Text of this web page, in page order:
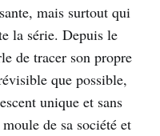
mais surtout qui
la série. Depuis le
de tracer son propre
que possible,
unique et sans
de sa société et